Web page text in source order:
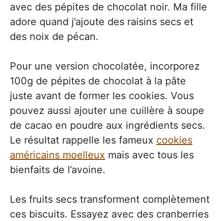
avec des pépites de chocolat noir. Ma fille
adore quand j’ajoute des raisins secs et
des noix de pécan.
Pour une version chocolatée, incorporez
100g de pépites de chocolat à la pâte
juste avant de former les cookies. Vous
pouvez aussi ajouter une cuillère à soupe
de cacao en poudre aux ingrédients secs.
Le résultat rappelle les fameux cookies
américains moelleux mais avec tous les
bienfaits de l’avoine.
Les fruits secs transforment complètement
ces biscuits. Essayez avec des cranberries